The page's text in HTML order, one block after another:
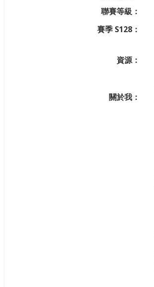
聯賽等級：
賽季 S128：
資源：
關於我：